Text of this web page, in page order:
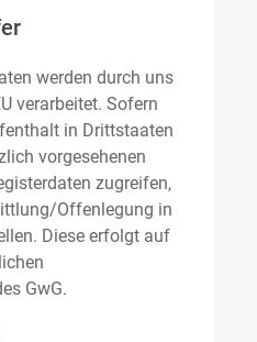
werden durch uns
verarbeitet. Sofern
in Drittstaaten
vorgesehenen
zugreifen,
Offenlegung in
Diese erfolgt auf
GwG.